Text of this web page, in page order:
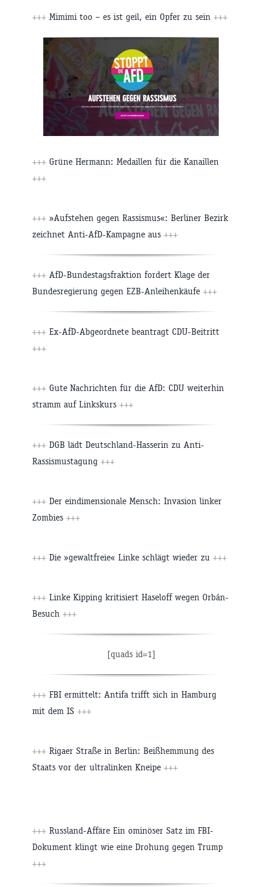
+++ Mimimi too – es ist geil, ein Opfer zu sein +++
+++ Grüne Hermann: Medaillen für die Kanaillen
+++
+++ »Aufstehen gegen Rassismus«: Berliner Bezirk
zeichnet Anti-AfD-Kampagne aus +++
+++ AfD-Bundestagsfraktion fordert Klage der
Bundesregierung gegen EZB-Anleihenkäufe +++
+++ Ex-AfD-Abgeordnete beantragt CDU-Beitritt
+++
+++ Gute Nachrichten für die AfD: CDU weiterhin
stramm auf Linkskurs +++
+++ DGB lädt Deutschland-Hasserin zu Anti-
Rassismustagung +++
+++ Der eindimensionale Mensch: Invasion linker
Zombies +++
+++ Die »gewaltfreie« Linke schlägt wieder zu +++
+++ Linke Kipping kritisiert Haseloff wegen Orbán-
Besuch +++
[quads id=1]
+++ FBI ermittelt: Antifa trifft sich in Hamburg
mit dem IS +++
+++ Rigaer Straße in Berlin: Beißhemmung des
Staats vor der ultralinken Kneipe +++
+++ Russland-Affäre Ein ominöser Satz im FBI-
Dokument klingt wie eine Drohung gegen Trump
+++